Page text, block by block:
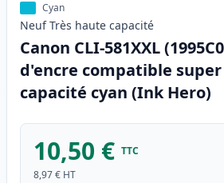
Cyan
Neuf Très haute capacité
Canon CLI-581XXL
d'encre compatible
capacité cyan (Ink Hero)
10,50 € TTC
8,97 € HT